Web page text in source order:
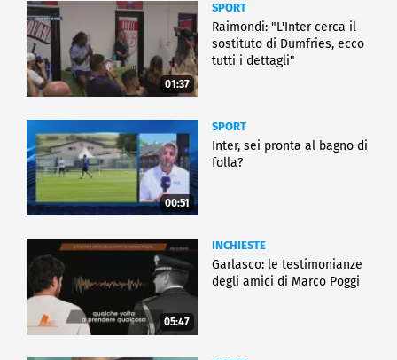
01:37
SPORT
Raimondi: "L'Inter cerca il
sostituto di Dumfries, ecco
tutti i dettagli"
00:51
SPORT
Inter, sei pronta al bagno di
folla?
05:47
INCHIESTE
Garlasco: le testimonianze
degli amici di Marco Poggi